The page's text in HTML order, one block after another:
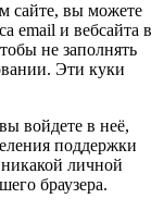
сайте, вы можете
email и вебсайта в
не заполнять
Эти куки
войдете в неё,
поддержки
личной
браузера.